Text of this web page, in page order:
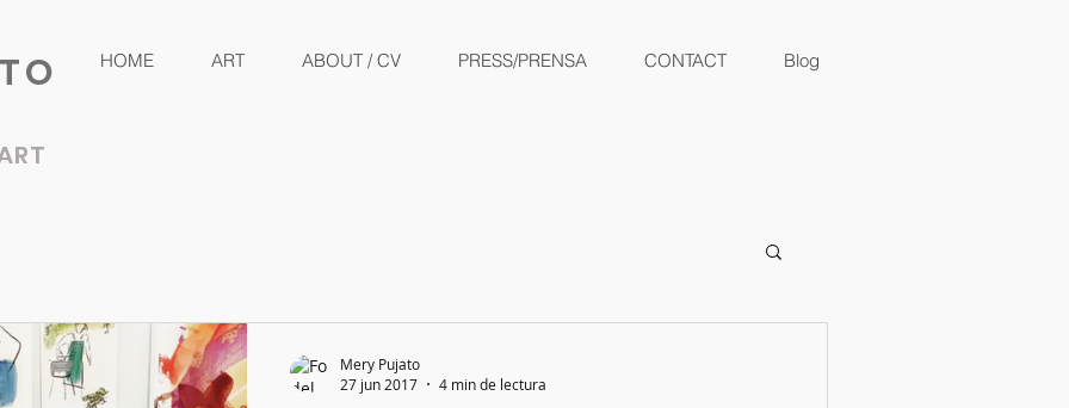
HOME ART ABOUT / CV PRESS/PRENSA CONTACT Blog
Mery Pujato
27 jun 2017
4 min de lectura